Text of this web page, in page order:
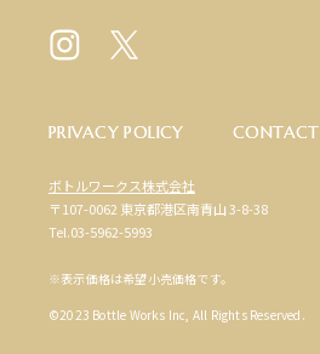
PRIVACY POLICY CONTACT
ボトルワークス株式会社
〒107-0062 東京都港区南青山 3-8-38
Tel.03-5962-5993
※表示価格は希望小売価格です。
©2023 Bottle Works Inc, All Rights Reserved.